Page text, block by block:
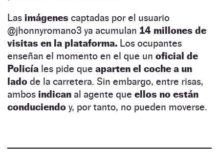
Las imágenes captadas por el usuario
@jhonnyromano3 ya acumulan 14 millones de
visitas en la plataforma. Los ocupantes
enseñan el momento en el que un oficial de
Policía les pide que aparten el coche a un
lado de la carretera. Sin embargo, entre risas,
ambos indican al agente que ellos no están
conduciendo y, por tanto, no pueden moverse.